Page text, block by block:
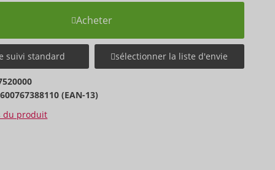
Acheter
suivi standard sélectionner la liste d'envie
(EAN-13)
du produit